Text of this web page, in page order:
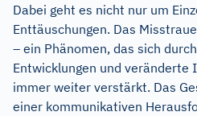
Dabei geht es nicht nur um
Enttäuschungen. Das
– ein Phänomen, das sich
Entwicklungen und veränderte
immer weiter verstärkt. Das
einer kommunikativen